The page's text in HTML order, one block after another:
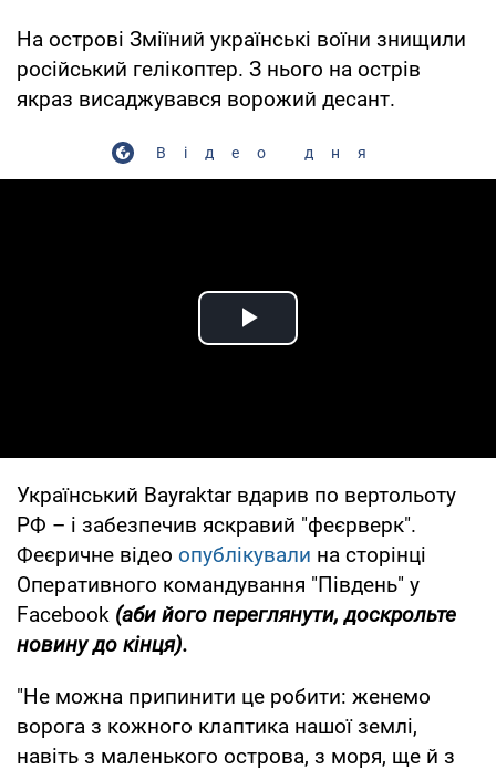
На острові Зміїний українські воїни знищили
російський гелікоптер. З нього на острів
якраз висаджувався ворожий десант.
Відео дня
Play Video
Український Bayraktar вдарив по вертольоту
РФ – і забезпечив яскравий "феєрверк".
Феєричне відео опублікували на сторінці
Оперативного командування "Південь" у
Facebook (аби його переглянути, доскрольте
новину до кінця).
"Не можна припинити це робити: женемо
ворога з кожного клаптика нашої землі,
навіть з маленького острова, з моря, ще й з